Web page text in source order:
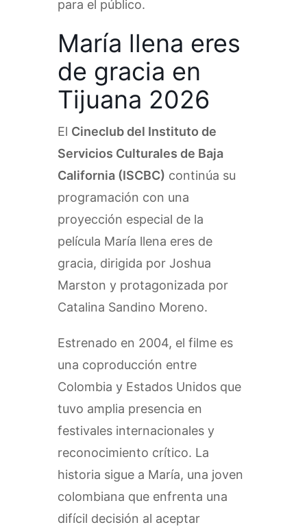
para el público.
María llena eres
de gracia en
Tijuana 2026
El Cineclub del Instituto de
Servicios Culturales de Baja
California (ISCBC) continúa su
programación con una
proyección especial de la
película María llena eres de
gracia, dirigida por Joshua
Marston y protagonizada por
Catalina Sandino Moreno.
Estrenado en 2004, el filme es
una coproducción entre
Colombia y Estados Unidos que
tuvo amplia presencia en
festivales internacionales y
reconocimiento crítico. La
historia sigue a María, una joven
colombiana que enfrenta una
difícil decisión al aceptar